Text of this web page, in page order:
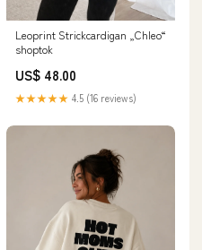
Leoprint Strickcardigan „Chleo“
shoptok
US$ 48.00
★★★★★ 4.5 (16 reviews)